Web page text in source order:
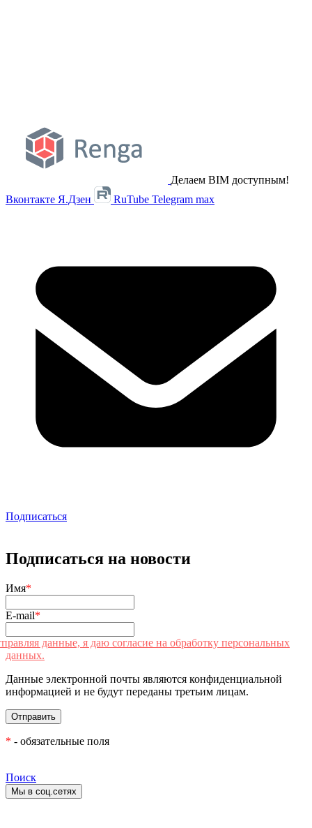
Делаем BIM доступным!
Вконтакте Я.Дзен RuTube Telegram max
Подписаться
Подписаться на новости
Имя*
E-mail*
данные, я даю согласие на обработку персональных
данных.
Данные электронной почты являются конфиденциальной
информацией и не будут переданы третьим лицам.
* - обязательные поля
Поиск
Мы в соц.сетях